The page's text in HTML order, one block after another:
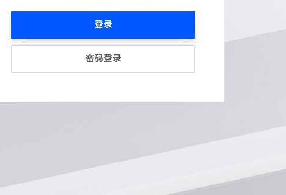
登录
密码登录